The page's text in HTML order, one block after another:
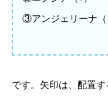
③アンジェリーナ（
です。矢印は、配置す